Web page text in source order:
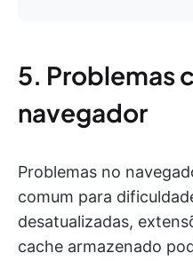
5. Problemas
navegador
Problemas no
comum para
desatualizadas,
cache armazenado